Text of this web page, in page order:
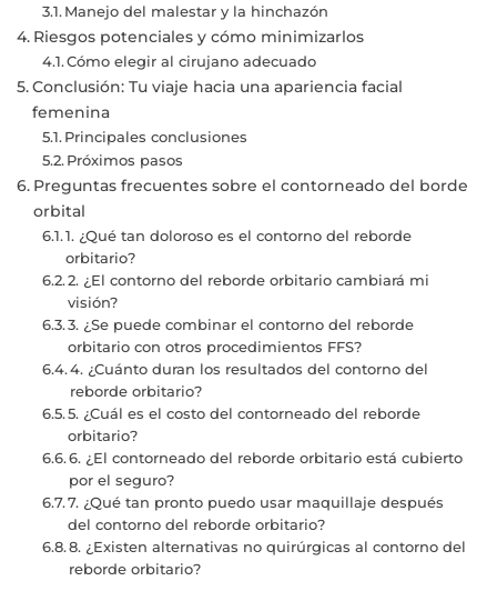
Manejo del malestar y la hinchazón
Riesgos potenciales y cómo minimizarlos
Cómo elegir al cirujano adecuado
Conclusión: Tu viaje hacia una apariencia facial
femenina
Principales conclusiones
Próximos pasos
Preguntas frecuentes sobre el contorneado del borde
orbital
1. ¿Qué tan doloroso es el contorno del reborde
orbitario?
2. ¿El contorno del reborde orbitario cambiará mi
visión?
3. ¿Se puede combinar el contorno del reborde
orbitario con otros procedimientos FFS?
4. ¿Cuánto duran los resultados del contorno del
reborde orbitario?
5. ¿Cuál es el costo del contorneado del reborde
orbitario?
6. ¿El contorneado del reborde orbitario está cubierto
por el seguro?
7. ¿Qué tan pronto puedo usar maquillaje después
del contorno del reborde orbitario?
8. ¿Existen alternativas no quirúrgicas al contorno del
reborde orbitario?